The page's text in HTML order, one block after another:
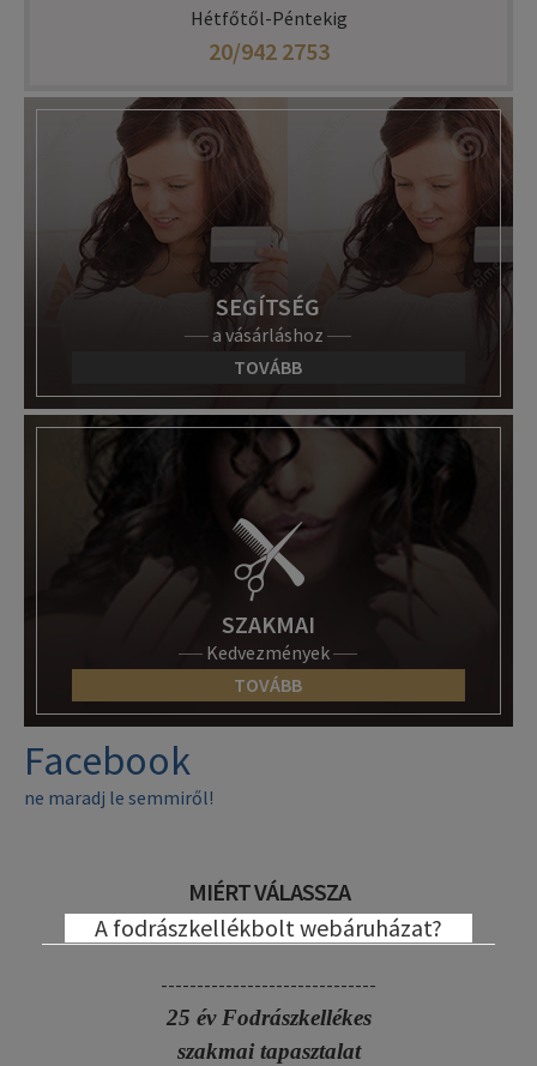
Hétfőtől-Péntekig
20/942 2753
SEGÍTSÉG
a vásárláshoz
TOVÁBB
SZAKMAI
Kedvezmények
TOVÁBB
Facebook
ne maradj le semmiről!
MIÉRT VÁLASSZA
A fodrászkellékbolt webáruházat?
------------------------------
25 év Fodrászkellékes
szakmai tapasztalat